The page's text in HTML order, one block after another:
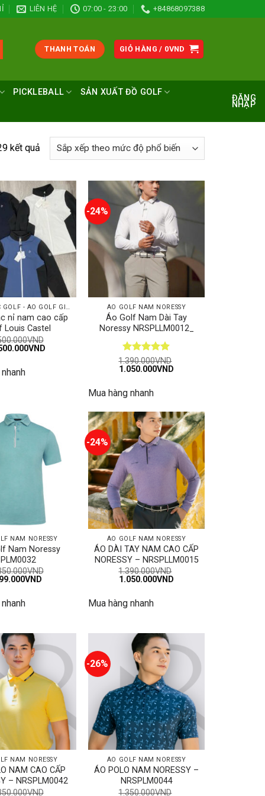
LIÊN HỆ 07:00 - 23:00 +84868097388
THANH TOÁN GIỎ HÀNG / 0VND
PICKLEBALL SẢN XUẤT ĐỒ GOLF
ĐĂNG
NHẬP
kết quảĐã
sắp
theo
mức
phổ
biến
ÁO KHOÁC GOLF - ÁO GOLF GILE
nỉ nam cao cấp
Louis Castel
VND
VND
-24%
ÁO GOLF NAM NORESSY
Áo Golf Nam Dài Tay
Noressy NRSPLLM0012_
Được xếp
hạng55
1.390.000VND
Giá
1.390.000VND.
1.050.000VND
Mua hàng nhanh
NAM NORESSY
Nam Noressy
PLM0032
VND
VND
-24%
ÁO GOLF NAM NORESSY
ÁO DÀI TAY NAM CAO CẤP
NORESSY – NRSPLLM0015
1.390.000VND
Giá
1.390.000VND.
1.050.000VND
Mua hàng nhanh
NAM NORESSY
NAM CAO CẤP
– NRSPLM0042
VND
-26%
ÁO GOLF NAM NORESSY
ÁO POLO NAM NORESSY –
NRSPLM0044
1.350.000VND